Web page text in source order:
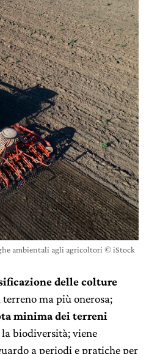
ambientali agli agricoltori © iStock
delle colture
ma più onerosa;
minima dei terreni
biodiversità; viene
a periodi e pratiche per